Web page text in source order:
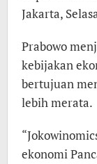
Jakarta,
Prabowo
kebijakan
bertujuan
lebih merata.
ekonomi